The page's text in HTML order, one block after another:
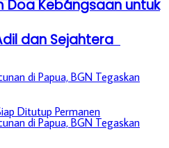
Doa Kebangsaan untuk
dan Sejahtera